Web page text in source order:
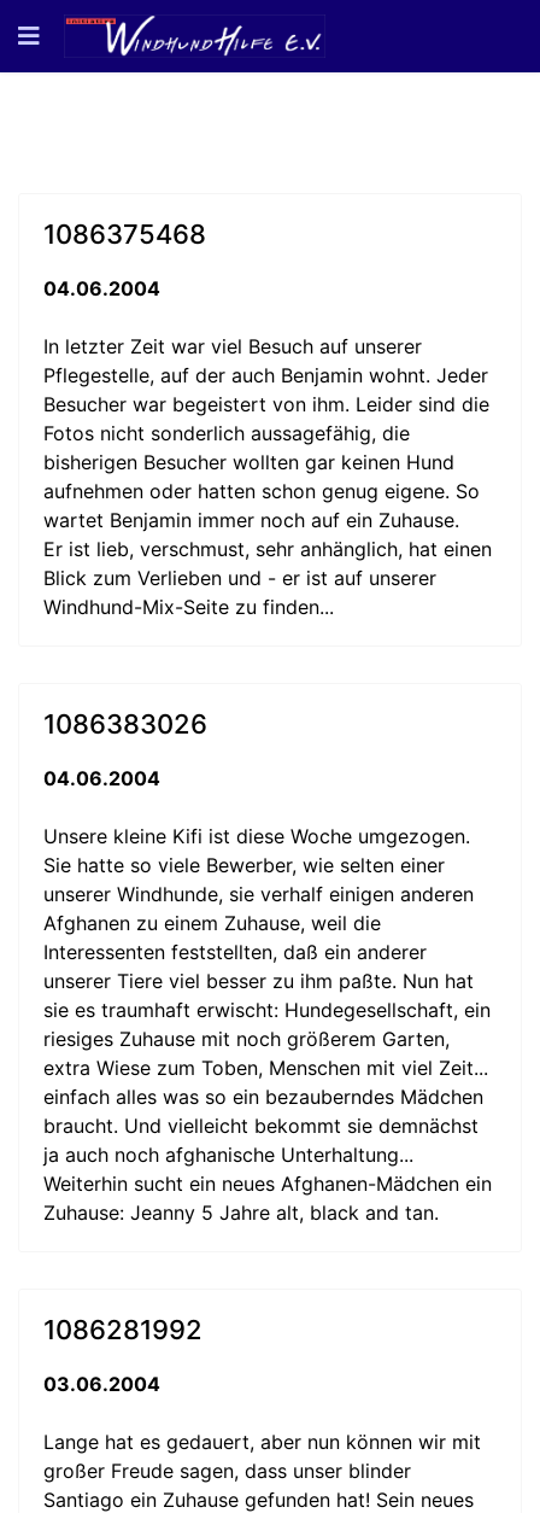
1086375468
04.06.2004
In letzter Zeit war viel Besuch auf unserer
Pflegestelle, auf der auch Benjamin wohnt. Jeder
Besucher war begeistert von ihm. Leider sind die
Fotos nicht sonderlich aussagefähig, die
bisherigen Besucher wollten gar keinen Hund
aufnehmen oder hatten schon genug eigene. So
wartet Benjamin immer noch auf ein Zuhause.
Er ist lieb, verschmust, sehr anhänglich, hat einen
Blick zum Verlieben und - er ist auf unserer
Windhund-Mix-Seite zu finden...
1086383026
04.06.2004
Unsere kleine Kifi ist diese Woche umgezogen.
Sie hatte so viele Bewerber, wie selten einer
unserer Windhunde, sie verhalf einigen anderen
Afghanen zu einem Zuhause, weil die
Interessenten feststellten, daß ein anderer
unserer Tiere viel besser zu ihm paßte. Nun hat
sie es traumhaft erwischt: Hundegesellschaft, ein
riesiges Zuhause mit noch größerem Garten,
extra Wiese zum Toben, Menschen mit viel Zeit...
einfach alles was so ein bezauberndes Mädchen
braucht. Und vielleicht bekommt sie demnächst
ja auch noch afghanische Unterhaltung...
Weiterhin sucht ein neues Afghanen-Mädchen ein
Zuhause: Jeanny 5 Jahre alt, black and tan.
1086281992
03.06.2004
Lange hat es gedauert, aber nun können wir mit
großer Freude sagen, dass unser blinder
Santiago ein Zuhause gefunden hat! Sein neues